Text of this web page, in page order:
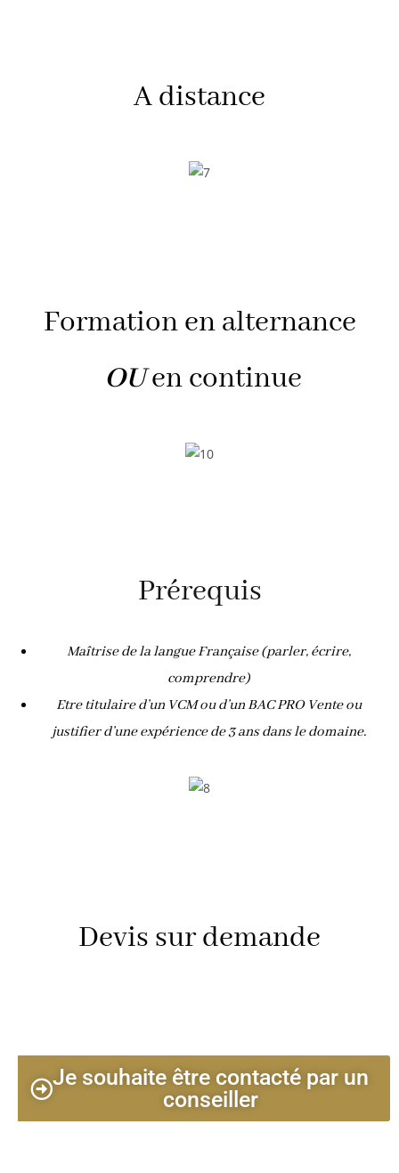
A distance
Formation en alternance
OUen continue
Prérequis
Maîtrise de la langue Française (parler, écrire,
comprendre)
Etre titulaire d’un VCM ou d’un BAC PRO Vente ou
justifier d’une expérience de 3 ans dans le domaine.
Devis sur demande
Je souhaite être contacté par un
conseiller